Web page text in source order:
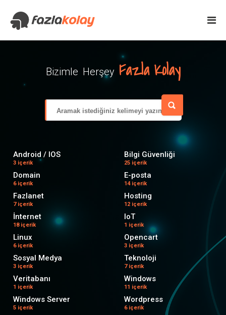
Bizimle Herşey Fazla Kolay
Android / IOS
3 içerik
Bilgi Güvenliği
25 içerik
Domain
6 içerik
E-posta
14 içerik
Fazlanet
7 içerik
Hosting
12 içerik
İnternet
18 içerik
IoT
1 içerik
Linux
6 içerik
Opencart
3 içerik
Sosyal Medya
3 içerik
Teknoloji
7 içerik
Veritabanı
1 içerik
Windows
11 içerik
Windows Server
5 içerik
Wordpress
6 içerik